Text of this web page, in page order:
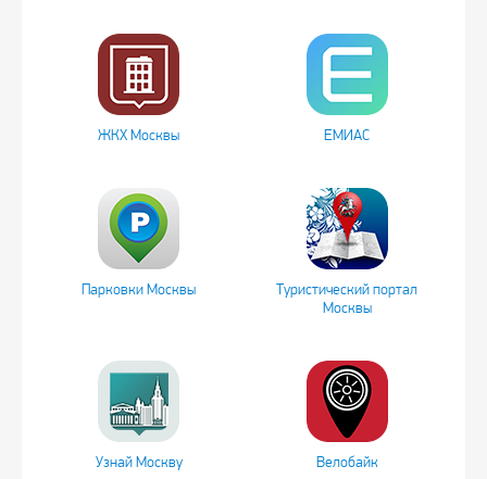
ЖКХ Москвы ЕМИАС
Парковки Москвы
Туристический портал
Москвы
Узнай Москву Велобайк